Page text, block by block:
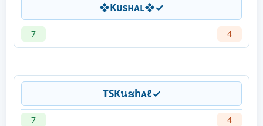
❖Kᴜsʜᴀʟ❖✓
7 4
TSKนຮhᴀℓ✓
7 4